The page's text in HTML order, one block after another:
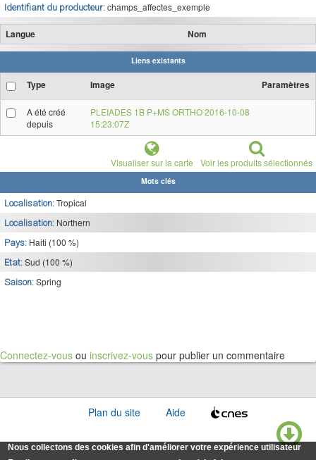
Identifiant du producteur: champs_affectes_exemple
Langue Nom
Liens existants
Type Image Paramètres
A été créé
depuis
PLEIADES 1B P+MS ORTHO 2016-10-08
15:23:07Z
Visualiser sur la carte Voir les produits sélectionnés
Mots clés
Localisation: Tropical
Localisation: Northern
Pays: Haiti (100 %)
Etat: Sud (100 %)
Saison: Spring
Connectez-vous ou inscrivez-vous pour publier un commentaire
Plan du site Aide
Nous collectons des cookies afin d'améliorer votre expérience utilisateur